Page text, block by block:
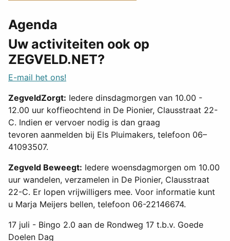
Agenda
Uw activiteiten ook op
ZEGVELD.NET?
E-mail het ons!
ZegveldZorgt: Iedere dinsdagmorgen van 10.00 -
12.00 uur koffieochtend in De Pionier, Clausstraat 22-
C. Indien er vervoer nodig is dan graag
tevoren aanmelden bij Els Pluimakers, telefoon 06–
41093507.
Zegveld Beweegt: Iedere woensdagmorgen om 10.00
uur wandelen, verzamelen in De Pionier, Clausstraat
22-C. Er lopen vrijwilligers mee. Voor informatie kunt
u Marja Meijers bellen, telefoon 06-22146674.
17 juli - Bingo 2.0 aan de Rondweg 17 t.b.v. Goede
Doelen Dag